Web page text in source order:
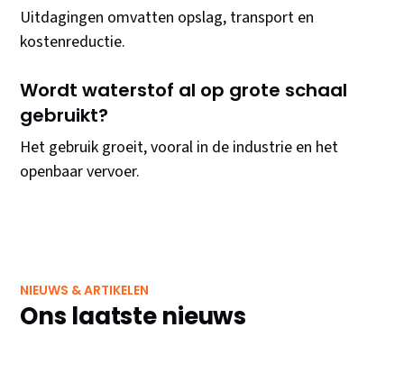
Uitdagingen omvatten opslag, transport en
kostenreductie.
Wordt waterstof al op grote schaal
gebruikt?
Het gebruik groeit, vooral in de industrie en het
openbaar vervoer.
NIEUWS & ARTIKELEN
Ons laatste nieuws